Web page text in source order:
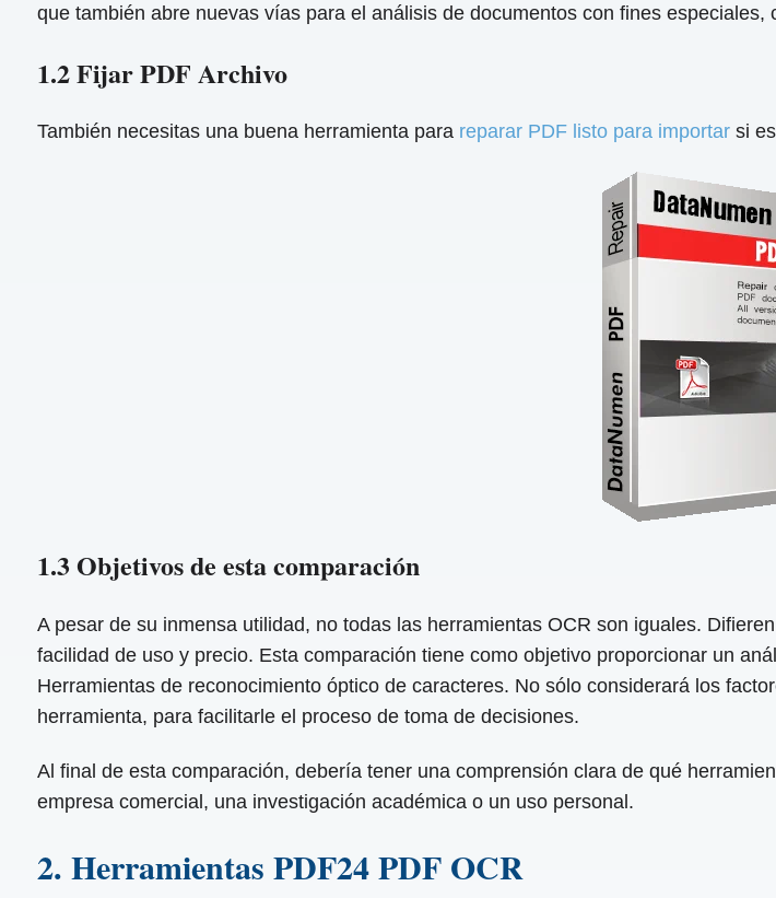
que también abre nuevas vías para el análisis de documentos con fines
1.2 Fijar PDF Archivo
También necesitas una buena herramienta para reparar PDF listo para importarsi es
1.3 Objetivos de esta comparación
A pesar de su inmensa utilidad, no todas las herramientas OCR son iguales.
facilidad de uso y precio. Esta comparación tiene como objetivo proporcionar un
Herramientas de reconocimiento óptico de caracteres. No sólo considerará los
herramienta, para facilitarle el proceso de toma de decisiones.
Al final de esta comparación, debería tener una comprensión clara de qué
empresa comercial, una investigación académica o un uso personal.
2. Herramientas PDF24 PDF OCR